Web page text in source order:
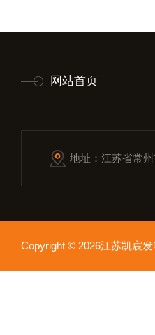
网站首页
地址：江苏省常
Copyright © 2026江苏凯宸